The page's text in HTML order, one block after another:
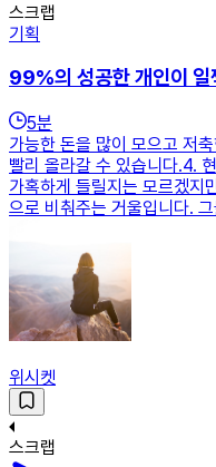
스크랩
기획
99%의 성공한 개인이
5분
가능한 돈을 많이 모으고 저
빨리 올라갈 수 있습니다.​4.
가혹하게 들릴지는 모르겠지
으로 비춰주는 거울입니다.
위시켓
스크랩